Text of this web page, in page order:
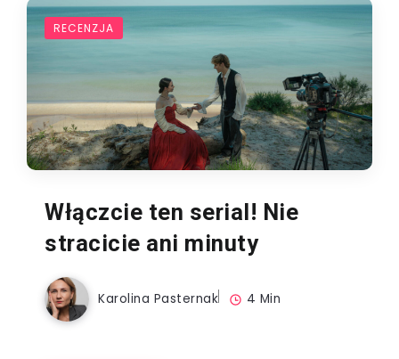
RECENZJA
Włączcie ten serial! Nie
stracicie ani minuty
Karolina Pasternak 4 Min